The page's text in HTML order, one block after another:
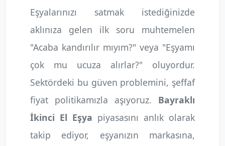
Eşyalarınızı satmak istediğinizde
aklınıza gelen ilk soru muhtemelen
"Acaba kandırılır mıyım?" veya "Eşyamı
çok mu ucuza alırlar?" oluyordur.
Sektördeki bu güven problemini, şeffaf
fiyat politikamızla aşıyoruz. Bayraklı
İkinci El Eşya piyasasını anlık olarak
takip ediyor, eşyanızın markasına,